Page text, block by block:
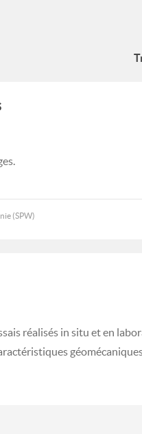
(SPW)
réalisés in situ et en